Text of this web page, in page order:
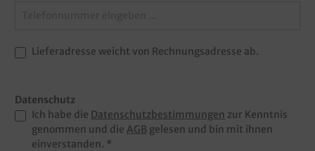
Lieferadresse weicht von Rechnungsadresse ab.
Datenschutz
Ich habe die Datenschutzbestimmungen zur Kenntnis
genommen und die AGB gelesen und bin mit ihnen
einverstanden. *